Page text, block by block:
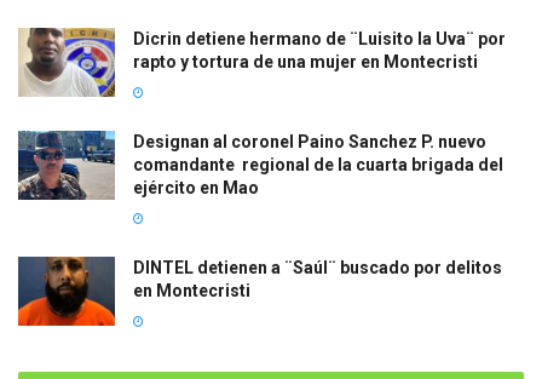
Dicrin detiene hermano de ¨Luisito la Uva¨ por
rapto y tortura de una mujer en Montecristi
Designan al coronel Paino Sanchez P. nuevo
comandante regional de la cuarta brigada del
ejército en Mao
DINTEL detienen a ¨Saúl¨ buscado por delitos
en Montecristi